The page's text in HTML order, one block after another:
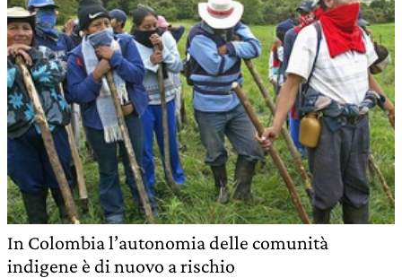
In Colombia l’autonomia delle comunità
indigene è di nuovo a rischio